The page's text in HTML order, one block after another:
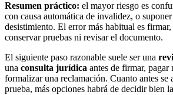
Resumen práctico: el mayor riesgo es
con causa automática de invalidez, o
desistimiento. El error más habitual es
conservar pruebas ni revisar el documento.
El siguiente paso razonable suele ser una
una consulta jurídica antes de firmar, pagar
formalizar una reclamación. Cuanto antes se
prueba, más opciones habrá de decidir bien